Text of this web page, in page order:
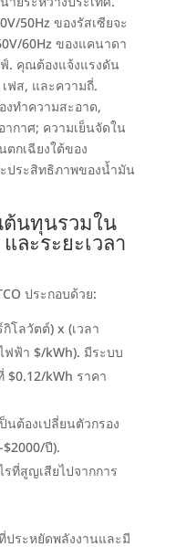
50Hz ของรัสเซียจะ
60Hz ของแคนาดา
. คุณต้องแจ้งแรงดัน
ฟส, และความถี่.
งทำความสะอาด,
กาศ; ความเย็นจัดใน
กเฉียงใต้ของ
ประสิทธิภาพของน้ำมัน
นทุนรวมใน
ละระยะเวลา
ประกอบด้วย:
โลวัตต์) x (เวลา
ฟฟ้า $/kWh). มีระบบ
$0.12/kWh ราคา
นต้องเปลี่ยนตัวกรอง
ปี).
รที่สูญเสียไปจากการ
ประหยัดพลังงานและมี